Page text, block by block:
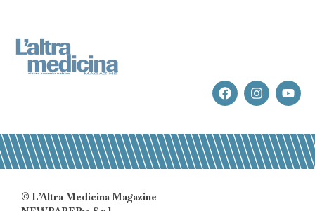
© L’Altra Medicina Magazine